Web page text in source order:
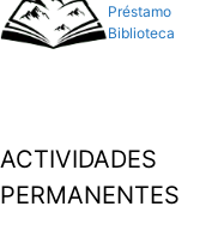
Préstamo
Biblioteca
ACTIVIDADES
PERMANENTES